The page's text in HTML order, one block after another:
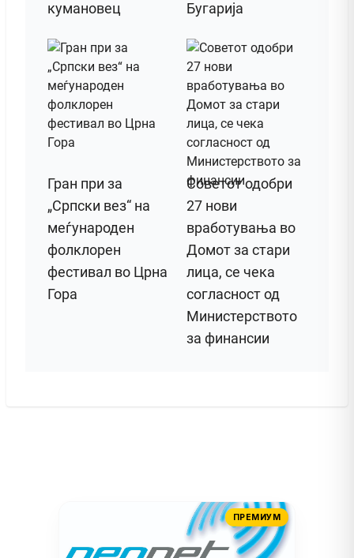
кумановец Бугарија
Гран при за
„Српски вез“ на
меѓународен
фолклорен
фестивал во Црна
Гора
Советот одобри
27 нови
вработувања во
Домот за стари
лица, се чека
согласност од
Министерството
за финансии
ПРЕМИУМ